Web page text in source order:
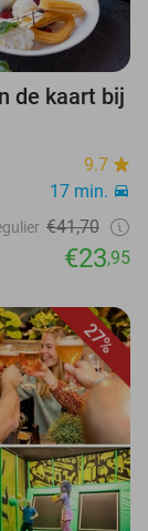
de kaart bij
9.7
17 min.
€41,70
€23,95
27%